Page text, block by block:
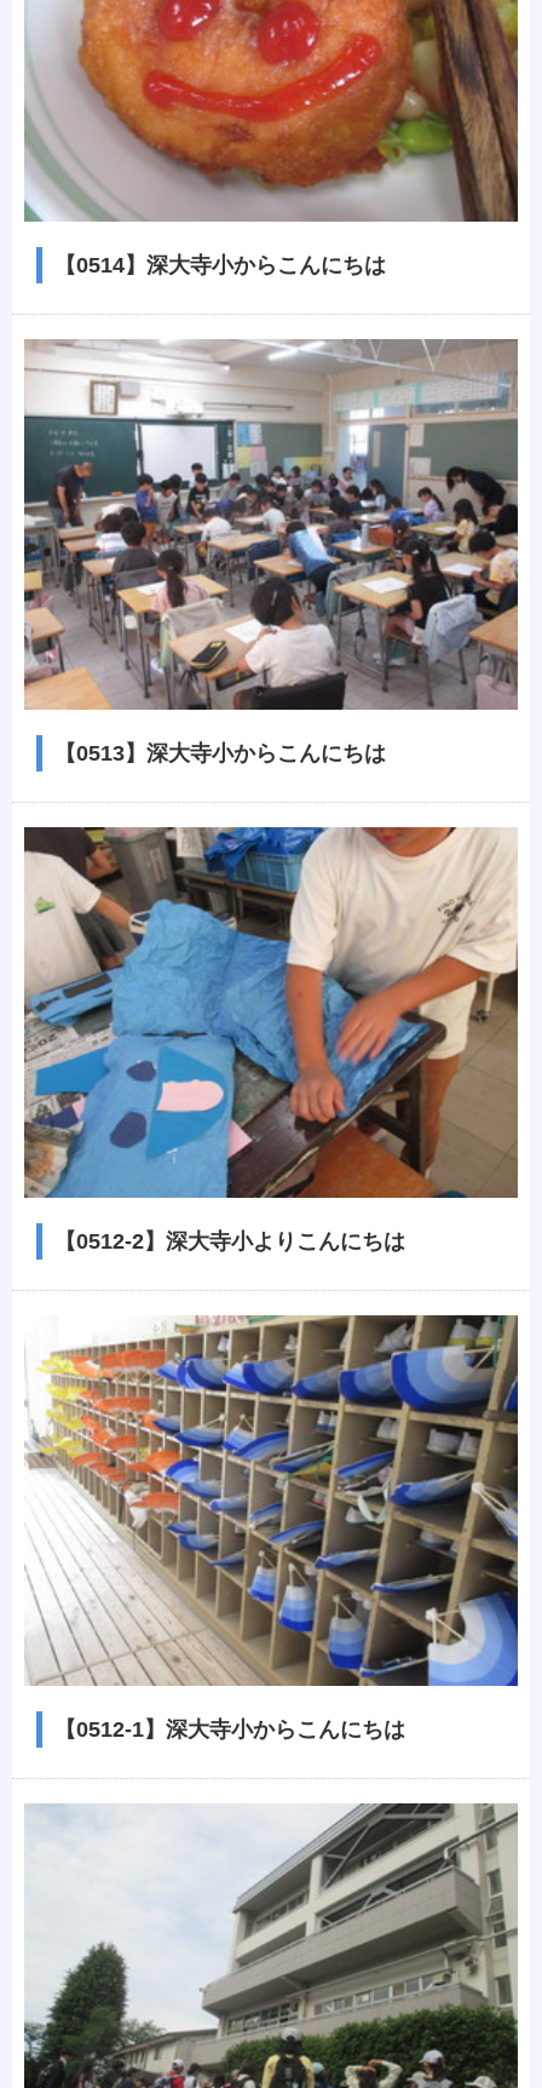
【0514】深大寺小からこんにちは
【0513】深大寺小からこんにちは
【0512-2】深大寺小よりこんにちは
【0512-1】深大寺小からこんにちは